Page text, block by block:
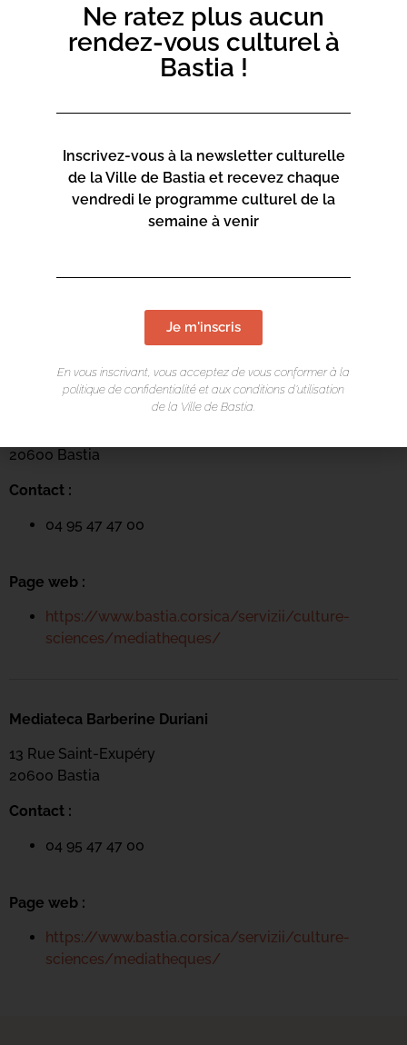
Mediateca Barberine Duriani
20600 Bastia
Contact :
04 95 47 47 00
Page web :
https://www.bastia.corsica/servizii/culture-
sciences/mediatheques/
Mediateca Barberine Duriani
13 Rue Saint-Exupéry
20600 Bastia
Contact :
04 95 47 47 00
Page web :
https://www.bastia.corsica/servizii/culture-
sciences/mediatheques/
Ne ratez plus aucun
rendez-vous culturel à
Bastia !
Inscrivez-vous à la newsletter culturelle
de la Ville de Bastia et recevez chaque
vendredi le programme culturel de la
semaine à venir
Je m'inscris
En vous inscrivant, vous acceptez de vous conformer à la
politique de confidentialité et aux conditions d’utilisation
de la Ville de Bastia.